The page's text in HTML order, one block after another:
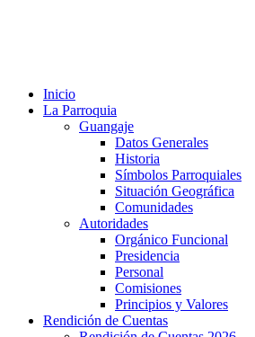
Inicio
La Parroquia
Guangaje
Datos Generales
Historia
Símbolos Parroquiales
Situación Geográfica
Comunidades
Autoridades
Orgánico Funcional
Presidencia
Personal
Comisiones
Principios y Valores
Rendición de Cuentas